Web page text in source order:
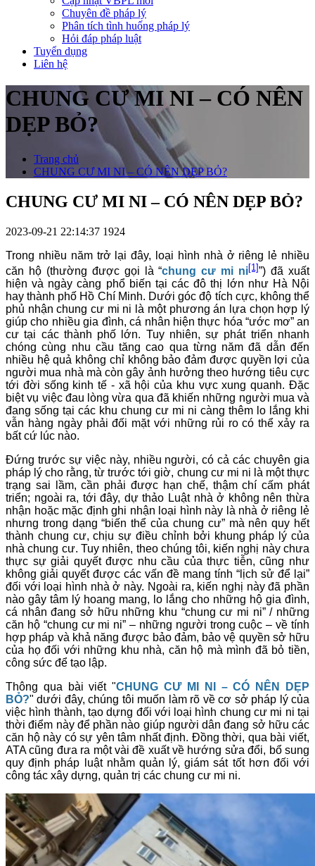
Chuyên đề pháp lý
Phân tích tình huống pháp lý
Hỏi đáp pháp luật
Tuyển dụng
Liên hệ
CHUNG CƯ MI NI – CÓ NÊN
DẸP BỎ?
Trang chủ
CHUNG CƯ MI NI – CÓ NÊN DẸP BỎ?
CHUNG CƯ MI NI – CÓ NÊN DẸP BỎ?
2023-09-21 22:14:37 1924
Trong nhiều năm trở lại đây, loại hình nhà ở riêng lẻ nhiều
căn hộ (thường được gọi là “chung cư mi ni[1]”) đã xuất
hiện và ngày càng phổ biến tại các đô thị lớn như Hà Nội
hay thành phố Hồ Chí Minh. Dưới góc độ tích cực, không thể
phủ nhận chung cư mi ni là một phương án lựa chọn hợp lý
giúp cho nhiều gia đình, cá nhân hiện thực hóa “ước mơ” an
cư tại các thành phố lớn. Tuy nhiên, sự phát triển nhanh
chóng cùng nhu cầu tăng cao qua từng năm đã dẫn đến
nhiều hệ quả không chỉ không bảo đảm được quyền lợi của
người mua nhà mà còn gây ảnh hưởng theo hướng tiêu cực
tới đời sống kinh tế - xã hội của khu vực xung quanh. Đặc
biệt vụ việc đau lòng vừa qua đã khiến những người mua và
đang sống tại các khu chung cư mi ni càng thêm lo lắng khi
vẫn hàng ngày phải đối mặt với những rủi ro có thể xảy ra
bất cứ lúc nào.
Đứng trước sự việc này, nhiều người, có cả các chuyên gia
pháp lý cho rằng, từ trước tới giờ, chung cư mi ni là một thực
trạng sai lầm, cần phải được hạn chế, thậm chí cấm phát
triển; ngoài ra, tới đây, dự thảo Luật nhà ở không nên thừa
nhận hoặc mặc định ghi nhận loại hình này là nhà ở riêng lẻ
nhưng trong dạng “biến thể của chung cư” mà nên quy hết
thành chung cư, chịu sự điều chỉnh bởi khung pháp lý của
nhà chung cư. Tuy nhiên, theo chúng tôi, kiến nghị này chưa
thực sự giải quyết được nhu cầu của thực tiễn, cũng như
không giải quyết được các vấn đề mang tính “lịch sử để lại”
đối với loại hình nhà ở này. Ngoài ra, kiến nghị này đã phần
nào gây tâm lý hoang mang, lo lắng cho những hộ gia đình,
cá nhân đang sở hữu những khu “chung cư mi ni” / những
căn hộ “chung cư mi ni” – những người trong cuộc – về tính
hợp pháp và khả năng được bảo đảm, bảo vệ quyền sở hữu
của họ đối với những khu nhà, căn hộ mà mình đã bỏ tiền,
công sức để tạo lập.
Thông qua bài viết "CHUNG CƯ MI NI – CÓ NÊN DẸP
BỎ?" dưới đây, chúng tôi muốn làm rõ về cơ sở pháp lý của
việc hình thành, tạo dựng đối với loại hình chung cư mi ni tại
thời điểm này để phần nào giúp người dân đang sở hữu các
căn hộ này có sự yên tâm nhất định. Đồng thời, qua bài viết,
ATA cũng đưa ra một vài đề xuất về hướng sửa đổi, bổ sung
quy định pháp luật nhằm quản lý, giám sát tốt hơn đối với
công tác xây dựng, quản trị các chung cư mi ni.